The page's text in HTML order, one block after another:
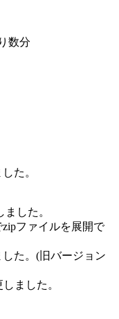
数分
た。
した。
ファイルを展開で
た。(旧バージョン
ました。